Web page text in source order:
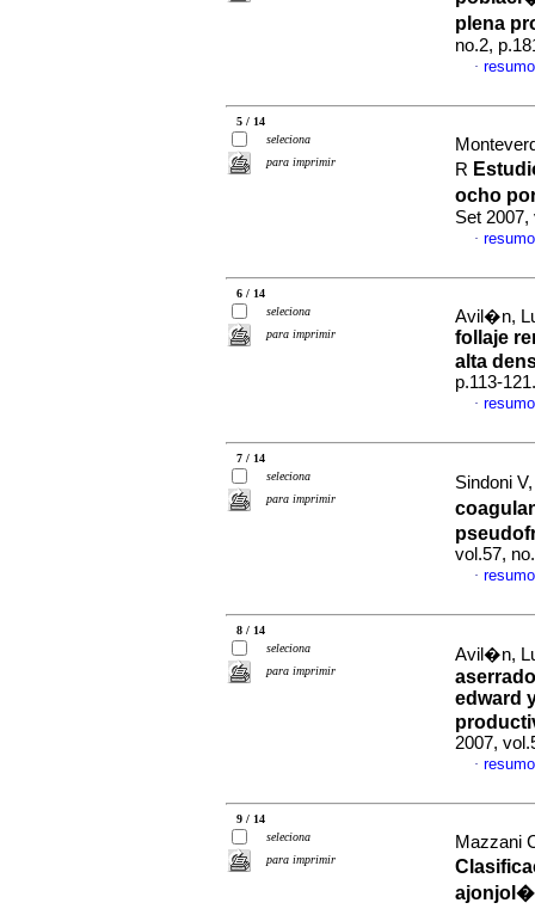
plena
no.2,
·
5 / 14
seleciona
para imprimir
R
ocho
Set 2007,
·
6 / 14
seleciona
para imprimir
Avil�n,
follaje
alta
p.113-
·
7 / 14
seleciona
para imprimir
Sindoni
vol.57,
·
8 / 14
seleciona
para imprimir
Avil�n,
edward
2007,
·
9 / 14
seleciona
para imprimir
Mazzani
ajonjol�